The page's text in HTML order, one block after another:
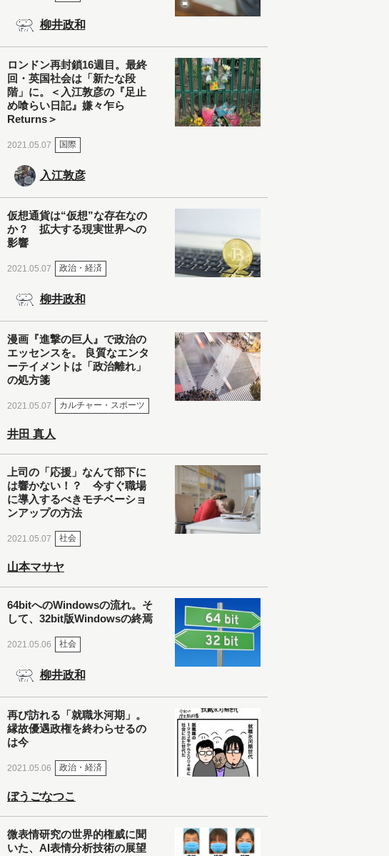
柳井政和
ロンドン再封鎖16週目。最終
回・英国社会は「新たな段
階」に。＜入江敦彦の『足止
め喰らい日記』嫌々乍ら
Returns＞
2021.05.07 国際
入江敦彦
仮想通貨は“仮想”な存在なの
か？ 拡大する現実世界への
影響
2021.05.07 政治・経済
柳井政和
漫画『進撃の巨人』で政治の
エッセンスを。 良質なエンタ
ーテイメントは「政治離れ」
の処方箋
2021.05.07 カルチャー・スポーツ
井田 真人
上司の「応援」なんて部下に
は響かない！？ 今すぐ職場
に導入するべきモチベーショ
ンアップの方法
2021.05.07 社会
山本マサヤ
64bitへのWindowsの流れ。そ
して、32bit版Windowsの終焉
2021.05.06 社会
柳井政和
再び訪れる「就職氷河期」。
縁故優遇政権を終わらせるの
は今
2021.05.06 政治・経済
ぼうごなつこ
微表情研究の世界的権威に聞
いた、AI表情分析技術の展望